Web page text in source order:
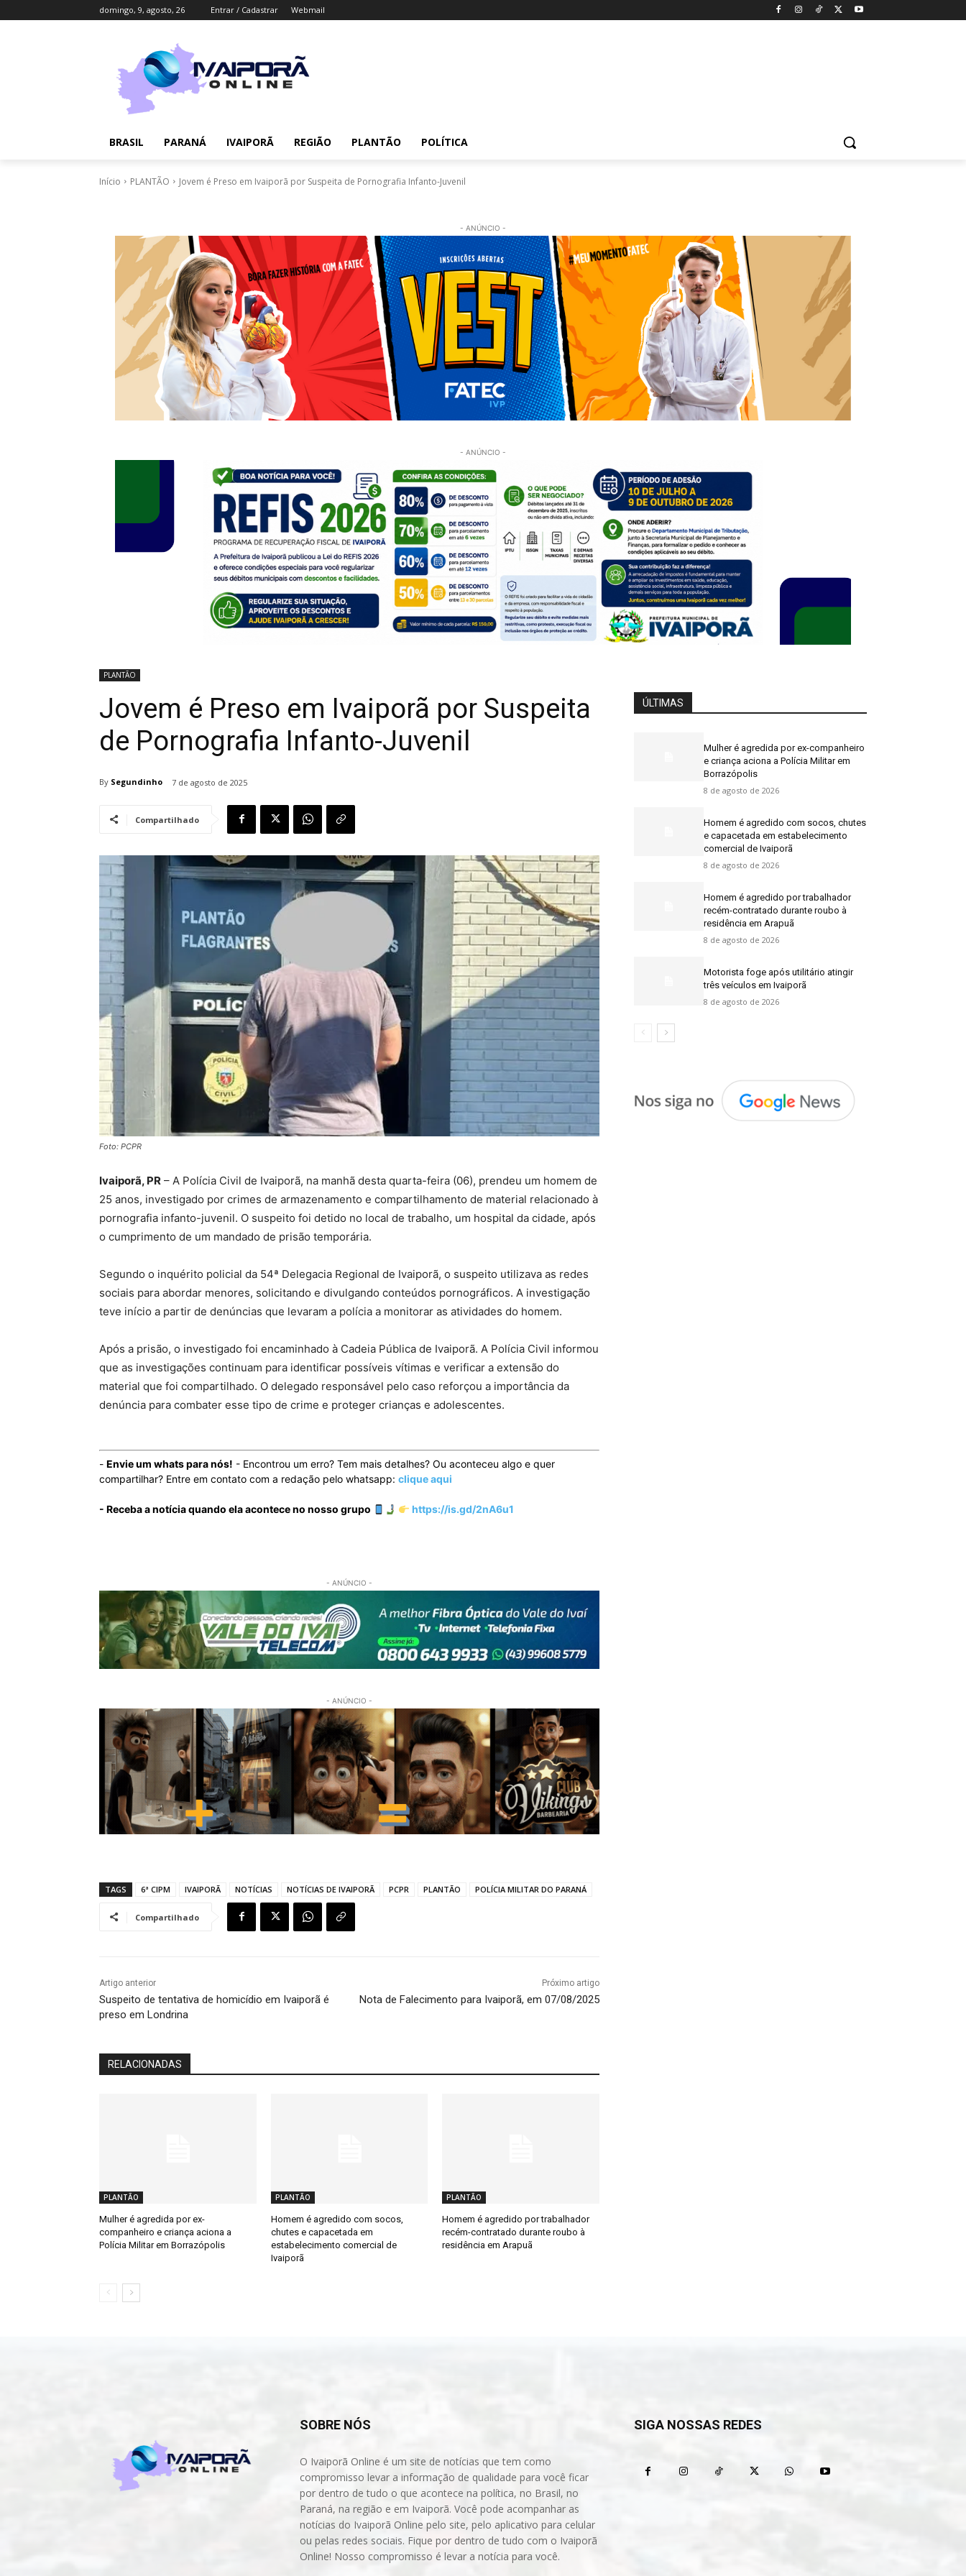
domingo, 9, agosto, 26 Entrar / Cadastrar Webmail
BRASIL PARANÁ IVAIPORÃ REGIÃO PLANTÃO POLÍTICA
Início PLANTÃO Jovem é Preso em Ivaiporã por Suspeita de Pornografia Infanto-Juvenil
- ANÚNCIO -
- ANÚNCIO -
PLANTÃO
Jovem é Preso em Ivaiporã por Suspeita
de Pornografia Infanto-Juvenil
By Segundinho 7 de agosto de 2025
Compartilhado
Foto: PCPR
Ivaiporã, PR – A Polícia Civil de Ivaiporã, na manhã desta quarta-feira (06), prendeu um homem de
25 anos, investigado por crimes de armazenamento e compartilhamento de material relacionado à
pornografia infanto-juvenil. O suspeito foi detido no local de trabalho, um hospital da cidade, após
o cumprimento de um mandado de prisão temporária.
Segundo o inquérito policial da 54ª Delegacia Regional de Ivaiporã, o suspeito utilizava as redes
sociais para abordar menores, solicitando e divulgando conteúdos pornográficos. A investigação
teve início a partir de denúncias que levaram a polícia a monitorar as atividades do homem.
Após a prisão, o investigado foi encaminhado à Cadeia Pública de Ivaiporã. A Polícia Civil informou
que as investigações continuam para identificar possíveis vítimas e verificar a extensão do
material que foi compartilhado. O delegado responsável pelo caso reforçou a importância da
denúncia para combater esse tipo de crime e proteger crianças e adolescentes.
- Envie um whats para nós! - Encontrou um erro? Tem mais detalhes? Ou aconteceu algo e quer
compartilhar? Entre em contato com a redação pelo whatsapp: clique aqui
- Receba a notícia quando ela acontece no nosso grupo https://is.gd/2nA6u1
- ANÚNCIO -
- ANÚNCIO -
TAGS 6ª CIPM IVAIPORÃ NOTÍCIAS NOTÍCIAS DE IVAIPORÃ PCPR PLANTÃO POLÍCIA MILITAR DO PARANÁ
Compartilhado
Artigo anterior
Suspeito de tentativa de homicídio em Ivaiporã é
preso em Londrina
Próximo artigo
Nota de Falecimento para Ivaiporã, em 07/08/2025
RELACIONADAS
PLANTÃO
Mulher é agredida por ex-
companheiro e criança aciona a
Polícia Militar em Borrazópolis
PLANTÃO
Homem é agredido com socos,
chutes e capacetada em
estabelecimento comercial de
Ivaiporã
PLANTÃO
Homem é agredido por trabalhador
recém-contratado durante roubo à
residência em Arapuã
ÚLTIMAS
Mulher é agredida por ex-companheiro
e criança aciona a Polícia Militar em
Borrazópolis
8 de agosto de 2026
Homem é agredido com socos, chutes
e capacetada em estabelecimento
comercial de Ivaiporã
8 de agosto de 2026
Homem é agredido por trabalhador
recém-contratado durante roubo à
residência em Arapuã
8 de agosto de 2026
Motorista foge após utilitário atingir
três veículos em Ivaiporã
8 de agosto de 2026
SOBRE NÓS
O Ivaiporã Online é um site de notícias que tem como
compromisso levar a informação de qualidade para você ficar
por dentro de tudo o que acontece na política, no Brasil, no
Paraná, na região e em Ivaiporã. Você pode acompanhar as
notícias do Ivaiporã Online pelo site, pelo aplicativo para celular
ou pelas redes sociais. Fique por dentro de tudo com o Ivaiporã
Online! Nosso compromisso é levar a notícia para você.
SIGA NOSSAS REDES